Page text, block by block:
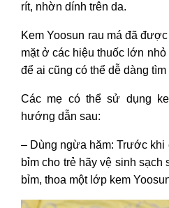
rít, nhờn dính trên da.
Kem Yoosun rau má đã
mặt ở các hiệu thuốc lớn
để ai cũng có thể dễ dàng
Các mẹ có thể sử dụng
hướng dẫn sau:
– Dùng ngừa hăm: Trước khi
bỉm cho trẻ hãy vệ sinh sạch
bỉm, thoa một lớp kem